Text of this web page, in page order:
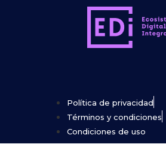
Política de privacidad
Términos y condiciones
Condiciones de uso